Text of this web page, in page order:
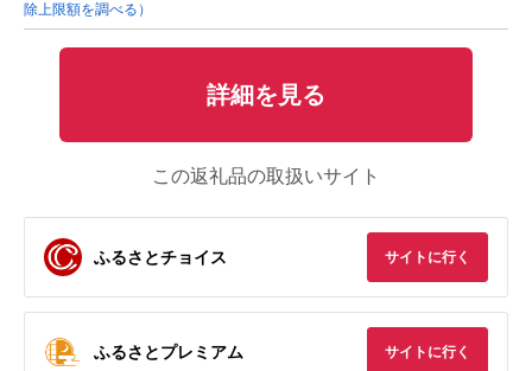
除上限額を調べる）
詳細を見る
この返礼品の取扱いサイト
ふるさとチョイス サイトに行く
ふるさとプレミアム サイトに行く